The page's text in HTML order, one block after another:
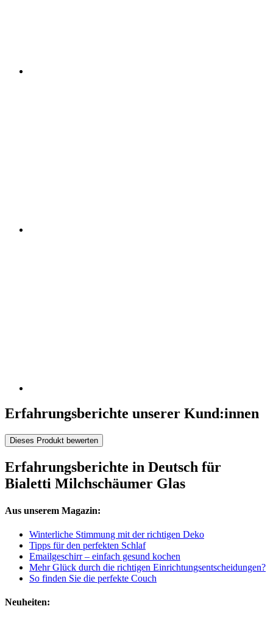
Erfahrungsberichte unserer Kund:innen
Dieses Produkt bewerten
Erfahrungsberichte in Deutsch für
Bialetti Milchschäumer Glas
Aus unserem Magazin:
Winterliche Stimmung mit der richtigen Deko
Tipps für den perfekten Schlaf
Emailgeschirr – einfach gesund kochen
Mehr Glück durch die richtigen Einrichtungsentscheidungen?
So finden Sie die perfekte Couch
Neuheiten: